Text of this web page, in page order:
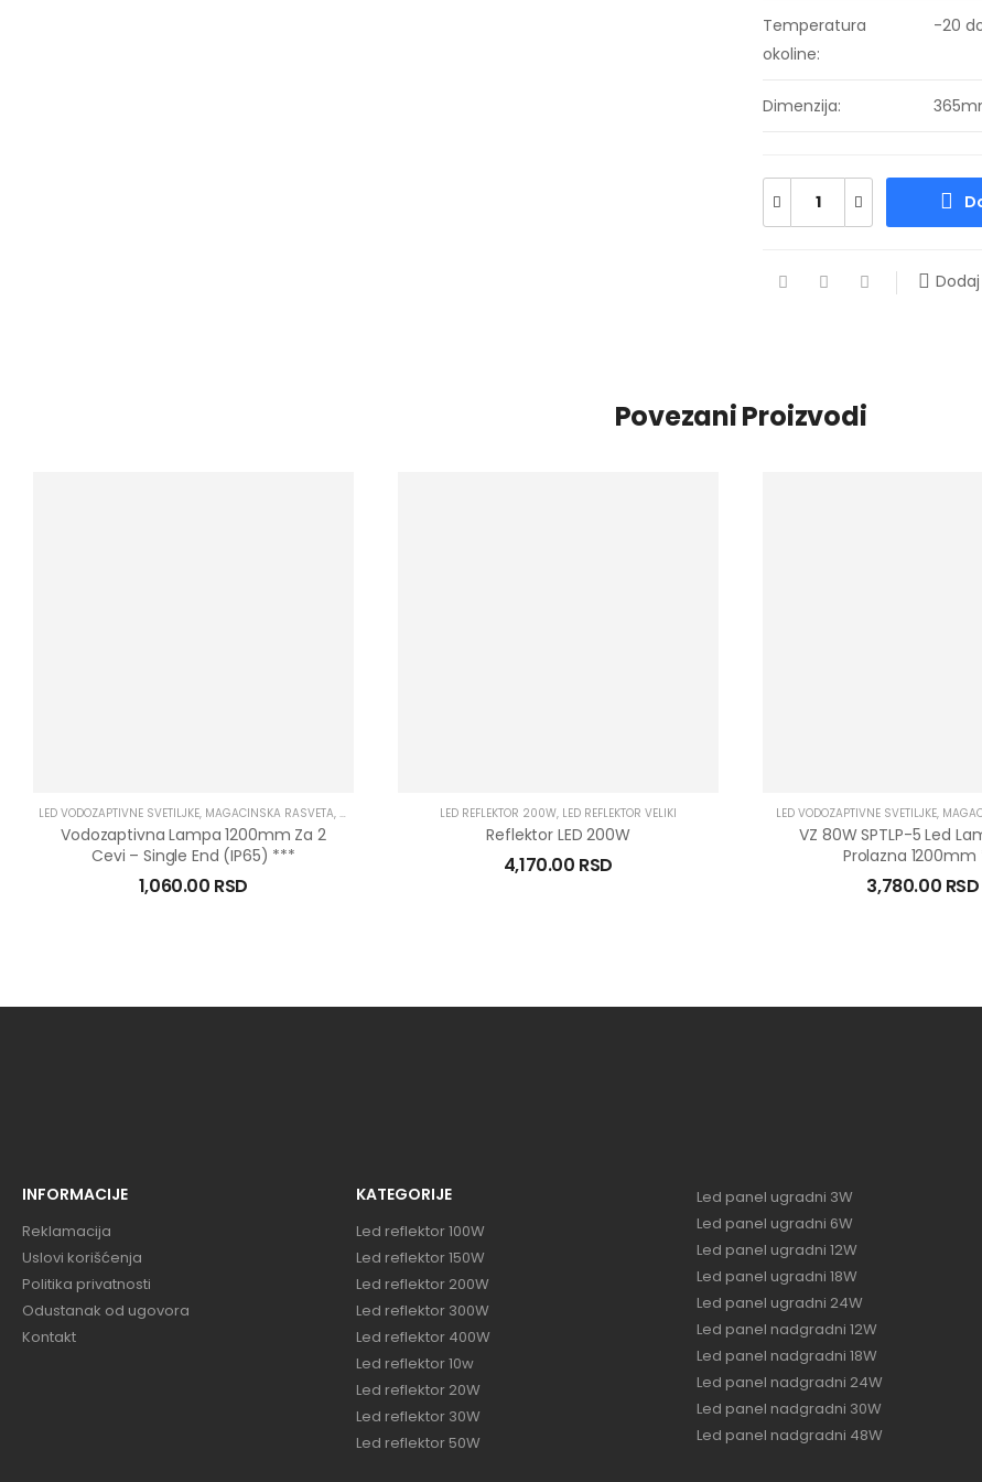
Temperatura
okoline:
-20
Dimenzija:
Povezani Proizvodi
LED VODOZAPTIVNE SVETILJKE, MAGACINSKA RASVETA, OSTALO
Vodozaptivna Lampa 1200mm Za 2
Cevi – Single End (IP65) ***
1,060.00 RSD
LED REFLEKTOR 200W, LED REFLEKTOR VELIKI
Reflektor LED 200W
4,170.00 RSD
LED VODOZAPTIVNE SVETILJKE,
VZ 80W SPTLP-5 Led
Prolazna 1200mm
3,780.00 RSD
INFORMACIJE
Reklamacija
Uslovi korišćenja
Politika privatnosti
Odustanak od ugovora
Kontakt
KATEGORIJE
Led reflektor 100W
Led reflektor 150W
Led reflektor 200W
Led reflektor 300W
Led reflektor 400W
Led reflektor 10w
Led reflektor 20W
Led reflektor 30W
Led reflektor 50W
Led panel ugradni 3W
Led panel ugradni 6W
Led panel ugradni 12W
Led panel ugradni 18W
Led panel ugradni 24W
Led panel nadgradni 12W
Led panel nadgradni 18W
Led panel nadgradni 24W
Led panel nadgradni 30W
Led panel nadgradni 48W